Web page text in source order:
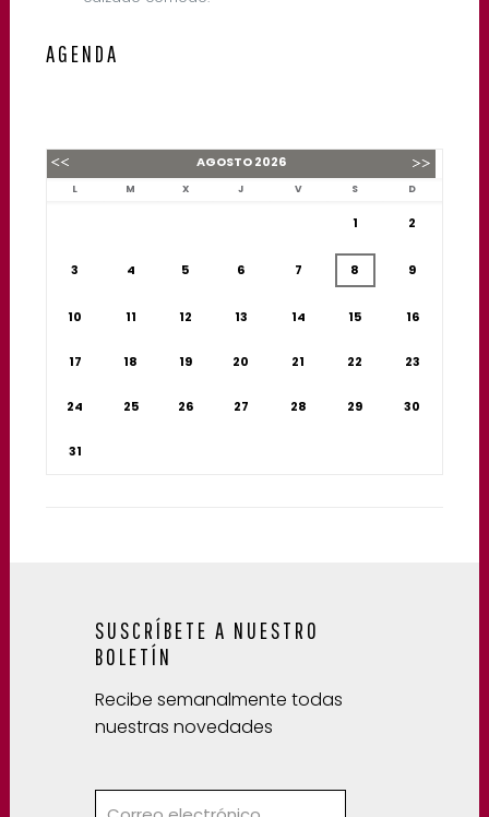
AGENDA
AGOSTO2026
L M X J V S D
1 2
3 4 5 6 7 8 9
10 11 12 13 14 15 16
17 18 19 20 21 22 23
24 25 26 27 28 29 30
31
SUSCRÍBETE A NUESTRO
BOLETÍN
Recibe semanalmente todas
nuestras novedades